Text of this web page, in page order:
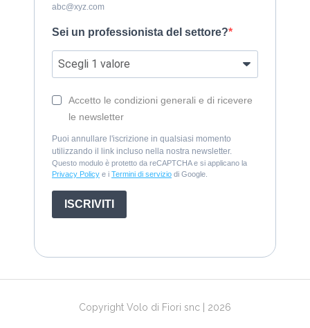
abc@xyz.com
Sei un professionista del settore?
Accetto le condizioni generali e di ricevere
le newsletter
Puoi annullare l'iscrizione in qualsiasi momento
utilizzando il link incluso nella nostra newsletter.
Questo modulo è protetto da reCAPTCHA e si applicano la
Privacy Policy e i Termini di servizio di Google.
ISCRIVITI
Copyright Volo di Fiori snc | 2026